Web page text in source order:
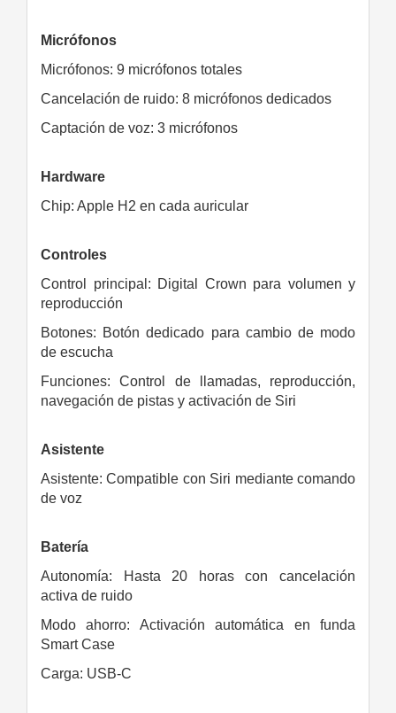
Micrófonos
Micrófonos: 9 micrófonos totales
Cancelación de ruido: 8 micrófonos dedicados
Captación de voz: 3 micrófonos
Hardware
Chip: Apple H2 en cada auricular
Controles
Control principal: Digital Crown para volumen y
reproducción
Botones: Botón dedicado para cambio de modo
de escucha
Funciones: Control de llamadas, reproducción,
navegación de pistas y activación de Siri
Asistente
Asistente: Compatible con Siri mediante comando
de voz
Batería
Autonomía: Hasta 20 horas con cancelación
activa de ruido
Modo ahorro: Activación automática en funda
Smart Case
Carga: USB-C